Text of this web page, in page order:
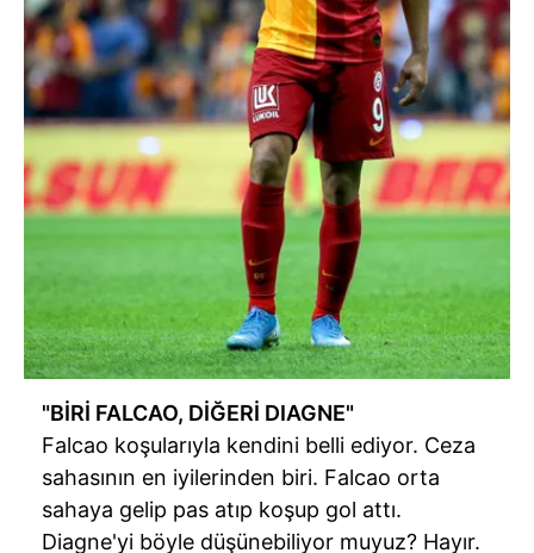
"BİRİ FALCAO, DİĞERİ DIAGNE"
Falcao koşularıyla kendini belli ediyor. Ceza
sahasının en iyilerinden biri. Falcao orta
sahaya gelip pas atıp koşup gol attı.
Diagne'yi böyle düşünebiliyor muyuz? Hayır.